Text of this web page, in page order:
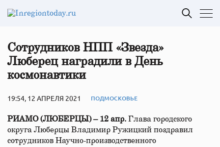
Сотрудников НПП «Звезда»
Люберец наградили в День
космонавтики
19:54, 12 АПРЕЛЯ 2021 ПОДМОСКОВЬЕ
РИАМО (ЛЮБЕРЦЫ) – 12 апр. Глава городского
округа Люберцы Владимир Ружицкий поздравил
сотрудников Научно-производственного